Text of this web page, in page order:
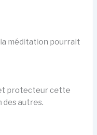
méditation pourrait
protecteur cette
des autres.